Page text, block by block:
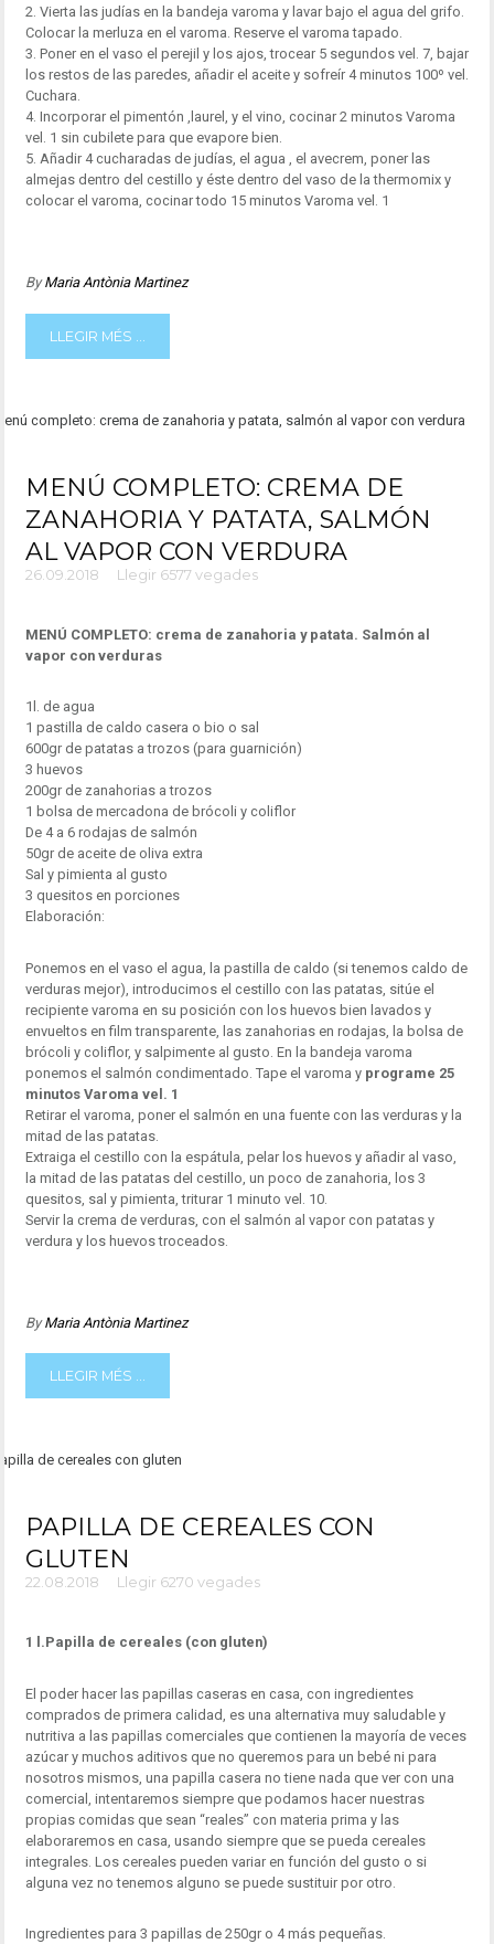
2. Vierta las judías en la bandeja varoma y lavar bajo el agua del grifo.
Colocar la merluza en el varoma. Reserve el varoma tapado.
3. Poner en el vaso el perejil y los ajos, trocear 5 segundos vel. 7, bajar
los restos de las paredes, añadir el aceite y sofreír 4 minutos 100º vel.
Cuchara.
4. Incorporar el pimentón ,laurel, y el vino, cocinar 2 minutos Varoma
vel. 1 sin cubilete para que evapore bien.
5. Añadir 4 cucharadas de judías, el agua , el avecrem, poner las
almejas dentro del cestillo y éste dentro del vaso de la thermomix y
colocar el varoma, cocinar todo 15 minutos Varoma vel. 1
ByMaria Antònia Martinez
LLEGIR MÉS ...
MENÚ COMPLETO: CREMA DE
ZANAHORIA Y PATATA, SALMÓN
AL VAPOR CON VERDURA
26.09.2018 Llegir 6577 vegades
MENÚ COMPLETO: crema de zanahoria y patata. Salmón al
vapor con verduras
1l. de agua
1 pastilla de caldo casera o bio o sal
600gr de patatas a trozos (para guarnición)
3 huevos
200gr de zanahorias a trozos
1 bolsa de mercadona de brócoli y coliflor
De 4 a 6 rodajas de salmón
50gr de aceite de oliva extra
Sal y pimienta al gusto
3 quesitos en porciones
Elaboración:
Ponemos en el vaso el agua, la pastilla de caldo (si tenemos caldo de
verduras mejor), introducimos el cestillo con las patatas, sitúe el
recipiente varoma en su posición con los huevos bien lavados y
envueltos en film transparente, las zanahorias en rodajas, la bolsa de
brócoli y coliflor, y salpimente al gusto. En la bandeja varoma
ponemos el salmón condimentado. Tape el varoma y programe 25
minutos Varoma vel. 1
Retirar el varoma, poner el salmón en una fuente con las verduras y la
mitad de las patatas.
Extraiga el cestillo con la espátula, pelar los huevos y añadir al vaso,
la mitad de las patatas del cestillo, un poco de zanahoria, los 3
quesitos, sal y pimienta, triturar 1 minuto vel. 10.
Servir la crema de verduras, con el salmón al vapor con patatas y
verdura y los huevos troceados.
ByMaria Antònia Martinez
LLEGIR MÉS ...
PAPILLA DE CEREALES CON
GLUTEN
22.08.2018 Llegir 6270 vegades
1 l.Papilla de cereales (con gluten)
El poder hacer las papillas caseras en casa, con ingredientes
comprados de primera calidad, es una alternativa muy saludable y
nutritiva a las papillas comerciales que contienen la mayoría de veces
azúcar y muchos aditivos que no queremos para un bebé ni para
nosotros mismos, una papilla casera no tiene nada que ver con una
comercial, intentaremos siempre que podamos hacer nuestras
propias comidas que sean “reales” con materia prima y las
elaboraremos en casa, usando siempre que se pueda cereales
integrales. Los cereales pueden variar en función del gusto o si
alguna vez no tenemos alguno se puede sustituir por otro.
Ingredientes para 3 papillas de 250gr o 4 más pequeñas.